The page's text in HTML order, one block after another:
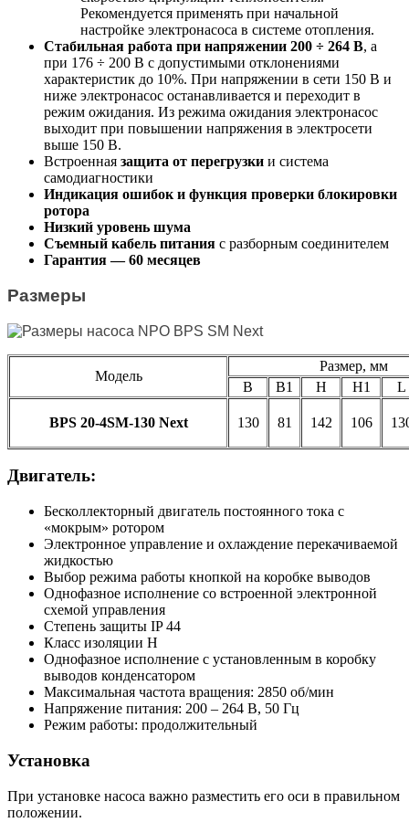
Рекомендуется применять при начальной
настройке электронасоса в системе отопления.
Стабильная работа при напряжении 200 ÷ 264 В, а
при 176 ÷ 200 В с допустимыми отклонениями
характеристик до 10%. При напряжении в сети 150 В и
ниже электронасос останавливается и переходит в
режим ожидания. Из режима ожидания электронасос
выходит при повышении напряжения в электросети
выше 150 В.
Встроенная защита от перегрузки и система
самодиагностики
Индикация ошибок и функция проверки блокировки
ротора
Низкий уровень шума
Съемный кабель питания с разборным соединителем
Гарантия — 60 месяцев
​Размеры
Модель
Размер, мм
B
B1 H H1 L
BPS 20-4SM-130 Next 130 81 142 106
Двигатель:
Бесколлекторный двигатель постоянного тока с
«мокрым» ротором
Электронное управление и охлаждение перекачиваемой
жидкостью
Выбор режима работы кнопкой на коробке выводов
Однофазное исполнение со встроенной электронной
схемой управления
Степень защиты IP 44
Класс изоляции H
Однофазное исполнение с установленным в коробку
выводов конденсатором
Максимальная частота вращения: 2850 об/мин
Напряжение питания: 200 – 264 В, 50 Гц
Режим работы: продолжительный
Установка
При установке насоса важно разместить его оси в правильном
положении.